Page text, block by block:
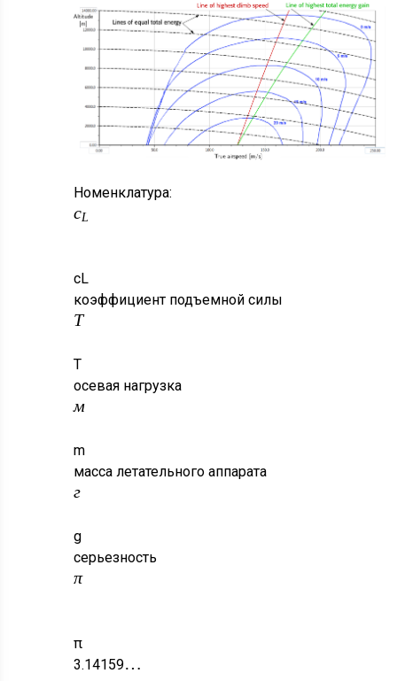
Номенклатура:
cL
cL
коэффициент подъемной силы
T
T
осевая нагрузка
м
m
масса летательного аппарата
г
g
серьезность
π
π
3.14159…